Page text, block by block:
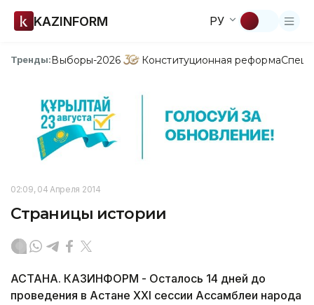
KAZINFORM РУ
Тренды:Выборы-2026 Конституционная реформа
02:09, 04 Апреля 2014
Страницы истории
АСТАНА. КАЗИНФОРМ - Осталось 14 дней до
проведения в Астане XХI сессии Ассамблеи народа